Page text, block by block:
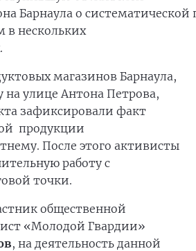
Барнаула о
в нескольких
магазинов Барнаула,
улице Антона Петрова,
зафиксировали факт
продукции
После этого активисты
работу с
точки.
общественной
«Молодой Гвардии»
, на деятельность данной